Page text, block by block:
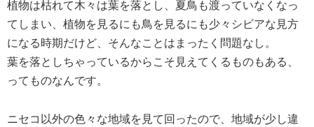
植物は枯れて木々は葉を落とし、夏鳥も渡っていなくなっ
てしまい、植物を見るにも鳥を見るにも少々シビアな見方
になる時期だけど、そんなことはまったく問題なし。
葉を落としちゃっているからこそ見えてくるものもある、
ってものなんです。
ニセコ以外の色々な地域を見て回ったので、地域が少し違